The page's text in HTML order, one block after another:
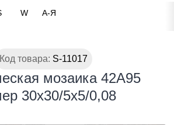
W А-Я
Код товара: S-11017
мозаика 42A95
30х30/5х5/0,08